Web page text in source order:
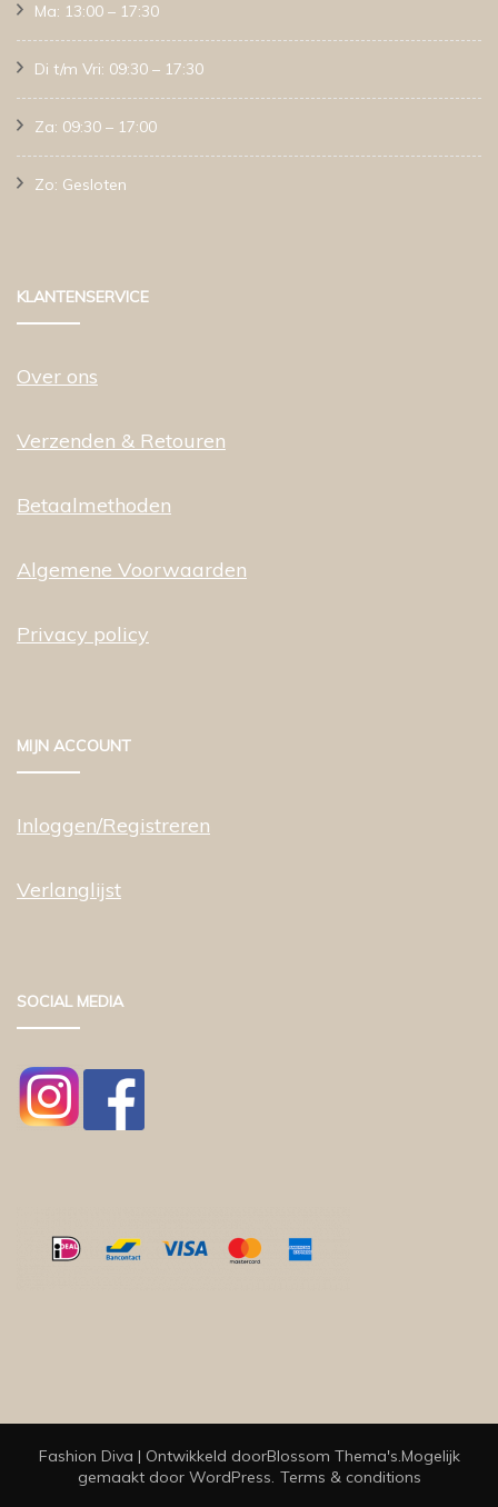
Ma: 13:00 – 17:30
Di t/m Vri: 09:30 – 17:30
Za: 09:30 – 17:00
Zo: Gesloten
KLANTENSERVICE
Over ons
Verzenden & Retouren
Betaalmethoden
Algemene Voorwaarden
Privacy policy
MIJN ACCOUNT
Inloggen/Registreren
Verlanglijst
SOCIAL MEDIA
Fashion Diva | Ontwikkeld doorBlossom Thema's.Mogelijk
gemaakt door WordPress. Terms & conditions